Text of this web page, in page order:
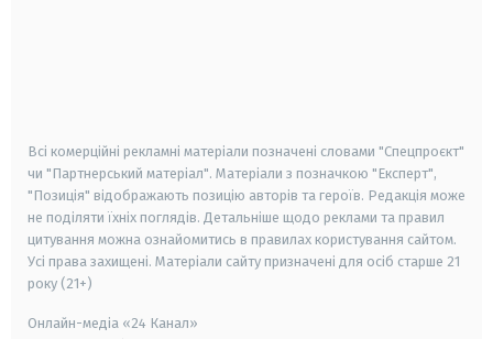
Всі комерційні рекламні матеріали позначені словами "Спецпроєкт"
чи "Партнерський матеріал". Матеріали з позначкою "Експерт",
"Позиція" відображають позицію авторів та героїв. Редакція може
не поділяти їхніх поглядів. Детальніше щодо реклами та правил
цитування можна ознайомитись в правилах користування сайтом.
Усі права захищені. Матеріали сайту призначені для осіб старше 21
року (21+)
Онлайн-медіа «24 Канал»